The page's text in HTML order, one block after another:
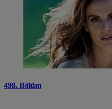
498. Bölüm